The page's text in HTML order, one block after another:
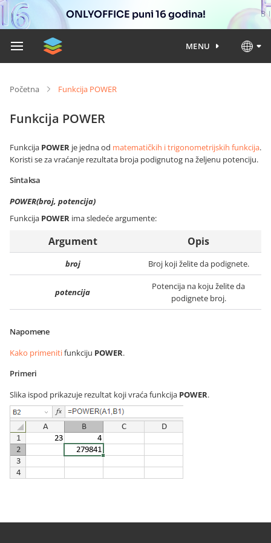
ONLYOFFICE puni 16 godina!
MENU
Početna Funkcija POWER
Funkcija POWER
Funkcija POWER je jedna od matematičkih i trigonometrijskih funkcija.
Koristi se za vraćanje rezultata broja podignutog na željenu potenciju.
Sintaksa
POWER(broj, potencija)
Funkcija POWER ima sledeće argumente:
Argument Opis
broj Broj koji želite da podignete.
potencija
Potencija na koju želite da
podignete broj.
Napomene
Kako primenitifunkciju POWER.
Primeri
Slika ispod prikazuje rezultat koji vraća funkcija POWER.